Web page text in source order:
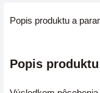
Popis produktu a
Popis produktu